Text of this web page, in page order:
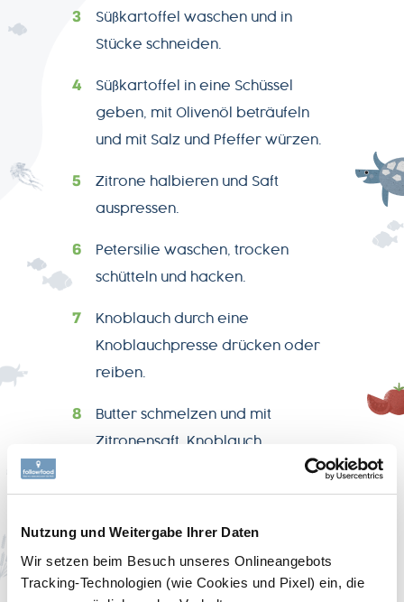
Nutzung und Weitergabe Ihrer Daten
Wir setzen beim Besuch unseres Onlineangebots
Tracking-Technologien (wie Cookies und Pixel) ein, die
Impressum
Süßkartoffel waschen und in
Stücke schneiden.
Süßkartoffel in eine Schüssel
geben, mit Olivenöl beträufeln
und mit Salz und Pfeffer würzen.
Zitrone halbieren und Saft
auspressen.
Petersilie waschen, trocken
schütteln und hacken.
Knoblauch durch eine
Knoblauchpresse drücken oder
reiben.
Butter schmelzen und mit
Zitronensaft, Knoblauch,
mischen.
Lachs auf ein Backpapier geben
und mit Butter-Sauce beträufeln.
Anschließend die Enden vom